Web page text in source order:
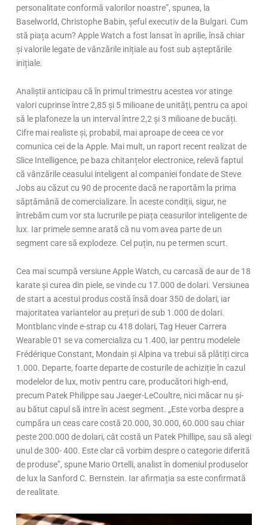
personalitate conformă valorilor noastre”, spunea, la
Baselworld, Christophe Babin, șeful executiv de la Bulgari. Cum
stă piața acum? Apple Watch a fost lansat în aprilie, însă chiar
și valorile legate de vânzările inițiale au fost sub așteptările
inițiale.
Analiștii anticipau că în primul trimestru acestea vor atinge
valori cuprinse între 2,85 și 5 milioane de unități, pentru ca apoi
să le plafoneze la un interval între 2,2 și 3 milioane de bucăți.
Cifre mai realiste și, probabil, mai aproape de ceea ce vor
comunica cei de la Apple. Mai mult, un raport recent realizat de
Slice Intelligence, pe baza chitanțelor electronice, relevă faptul
că vânzările ceasului inteligent al companiei fondate de Steve
Jobs au căzut cu 90 de procente dacă ne raportăm la prima
săptămână de comercializare. În aceste condiții, sigur, ne
întrebăm cum vor sta lucrurile pe piața ceasurilor inteligente de
lux. Iar primele semne arată că nu vom avea parte de un
segment care să explodeze. Cel puțin, nu pe termen scurt.
Cea mai scumpă versiune Apple Watch, cu carcasă de aur de 18
karate și curea din piele, se vinde cu 17.000 de dolari. Versiunea
de start a acestui produs costă însă doar 350 de dolari, iar
majoritatea variantelor au prețuri de sub 1.000 de dolari.
Montblanc vinde e-strap cu 418 dolari, Tag Heuer Carrera
Wearable 01 se va comercializa cu 1.400, iar pentru modelele
Frédérique Constant, Mondain și Alpina va trebui să plătiți circa
1.000. Departe, foarte departe de costurile de achiziție în cazul
modelelor de lux, motiv pentru care, producători high-end,
precum Patek Philippe sau Jaeger-LeCoultre, nici măcar nu și-
au bătut capul să intre în acest segment. „Este vorba despre a
cumpăra un ceas care costă 20.000, 30.000, 60.000 sau chiar
peste 200.000 de dolari, cât costă un Patek Phillipe, sau să alegi
unul de 300- 400. Este clar că vorbim despre o categorie diferită
de produse”, spune Mario Ortelli, analist în domeniul produselor
de lux la Sanford C. Bernstein. Iar afirmația sa este confirmată
de realitate.